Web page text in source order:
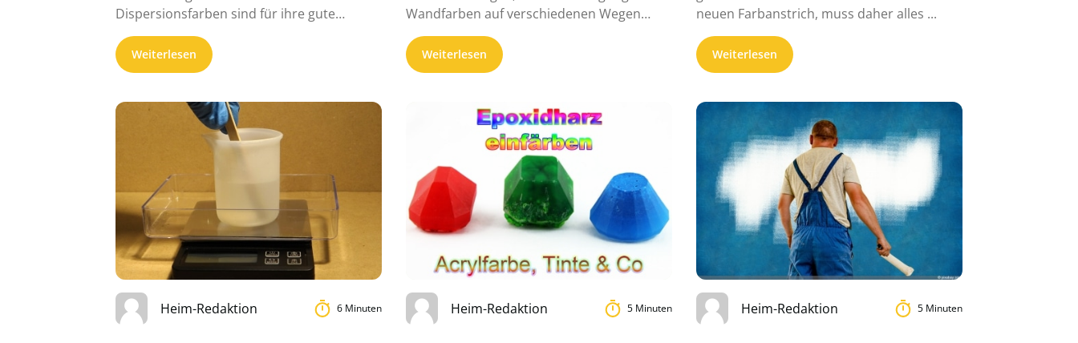
Dispersionsfarben sind für ihre gute
Deckwirkung bekannt, ...
Weiterlesen
Wandfarben auf verschiedenen Wegen
möglich. Denn in flüssiger Form handelt ...
Weiterlesen
neuen Farbanstrich, muss daher alles ...
Weiterlesen
Heim-Redaktion 6 Minuten Heim-Redaktion 5 Minuten Heim-Redaktion 5 Minuten